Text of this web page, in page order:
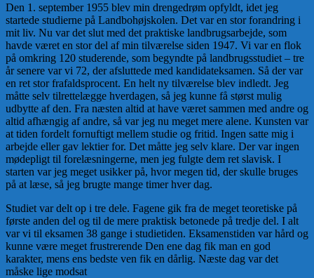
Den 1. september 1955 blev min drengedrøm opfyldt, idet jeg
startede studierne på Landbohøjskolen. Det var en stor forandring i
mit liv. Nu var det slut med det praktiske landbrugsarbejde, som
havde været en stor del af min tilværelse siden 1947. Vi var en flok
på omkring 120 studerende, som begyndte på landbrugsstudiet – tre
år senere var vi 72, der afsluttede med kandidateksamen. Så der var
en ret stor frafaldsprocent. En helt ny tilværelse blev indledt. Jeg
måtte selv tilrettelægge hverdagen, så jeg kunne få størst mulig
udbytte af den. Fra næsten altid at have været sammen med andre og
altid afhængig af andre, så var jeg nu meget mere alene. Kunsten var
at tiden fordelt fornuftigt mellem studie og fritid. Ingen satte mig i
arbejde eller gav lektier for. Det måtte jeg selv klare. Der var ingen
mødepligt til forelæsningerne, men jeg fulgte dem ret slavisk. I
starten var jeg meget usikker på, hvor megen tid, der skulle bruges
på at læse, så jeg brugte mange timer hver dag.
Studiet var delt op i tre dele. Fagene gik fra de meget teoretiske på
første anden del og til de mere praktisk betonede på tredje del. I alt
var vi til eksamen 38 gange i studietiden. Eksamenstiden var hård og
kunne være meget frustrerende Den ene dag fik man en god
karakter, mens ens bedste ven fik en dårlig. Næste dag var det
måske lige modsat